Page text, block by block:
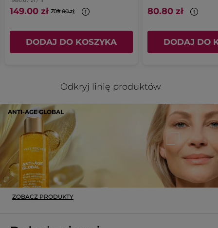
149.00 zł 209.00 zł
DODAJ DO KOSZYKA
80.80 zł
DODAJ DO
Odkryj linię produktów
ANTI-AGE GLOBAL
ZOBACZ PRODUKTY